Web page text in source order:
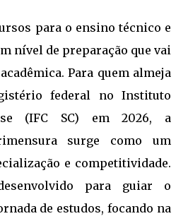
para o ensino técnico e
nível de preparação que vai
Para quem almeja
federal no Instituto
(IFC SC) em 2026, a
surge como um
e competitividade.
para guiar o
de estudos, focando na